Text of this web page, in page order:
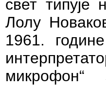
свет
Лолу
1961.